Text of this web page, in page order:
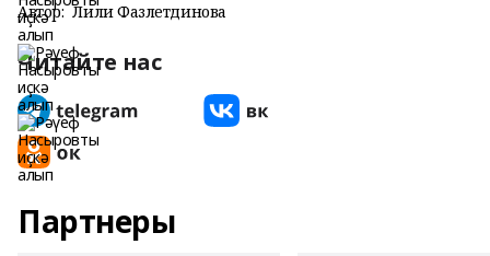
Автор: Лилиә Фазлетдинова
Читайте нас
Партнеры